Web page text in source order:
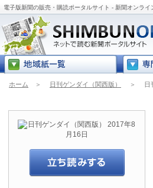
電子版新聞の販売・購読ポータルサイト - 新聞オンライ
ホーム ＞ 日刊ゲンダイ（関西版） ＞ 日